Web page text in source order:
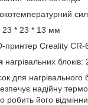
23 * 23 * 13 мм
принтер Creality CR-
нагрівальних
для нагрівального
надійну
робить його